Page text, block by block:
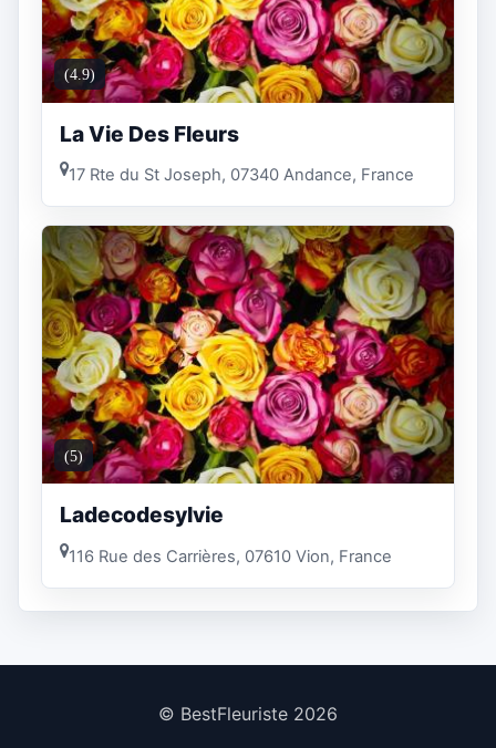
(4.9)
La Vie Des Fleurs
17 Rte du St Joseph, 07340 Andance, France
(5)
Ladecodesylvie
116 Rue des Carrières, 07610 Vion, France
© BestFleuriste 2026